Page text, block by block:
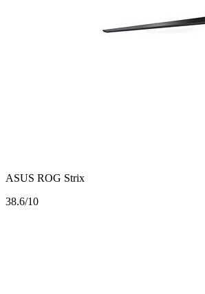
ASUS ROG Strix
38.6/10